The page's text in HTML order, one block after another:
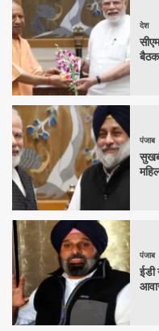
देश
बैठक
पंजाब
पंजाब
ईडी